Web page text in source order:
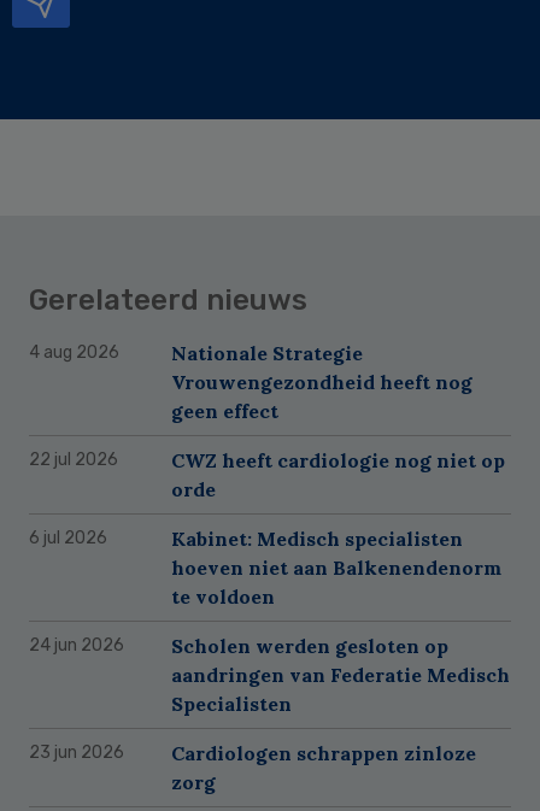
Gerelateerd nieuws
4 aug 2026
Nationale Strategie
Vrouwengezondheid heeft nog
geen effect
22 jul 2026
CWZ heeft cardiologie nog niet op
orde
6 jul 2026
Kabinet: Medisch specialisten
hoeven niet aan Balkenendenorm
te voldoen
24 jun 2026
Scholen werden gesloten op
aandringen van Federatie Medisch
Specialisten
23 jun 2026
Cardiologen schrappen zinloze
zorg